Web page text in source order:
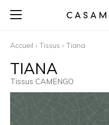
Accueil › Tissus › Tiana
TIANA
Tissus CAMENGO